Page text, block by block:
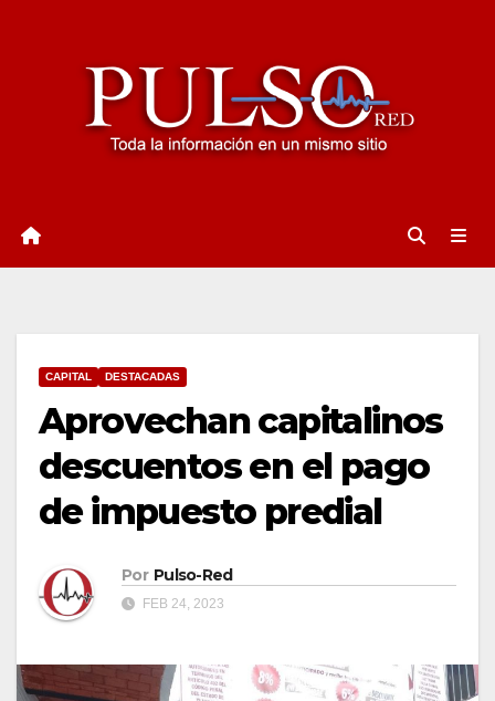
CAPITAL DESTACADAS
Aprovechan capitalinos
descuentos en el pago
de impuesto predial
Por Pulso-Red
FEB 24, 2023